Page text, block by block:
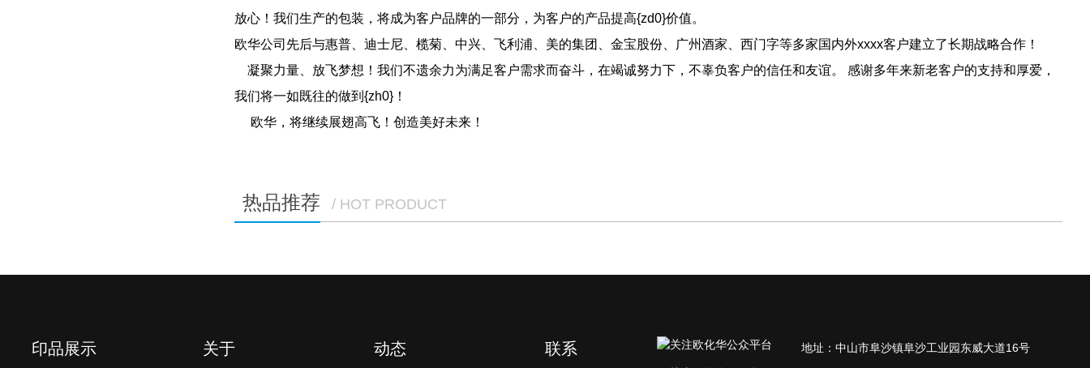
放心！我们生产的包装，将成为客户品牌的一部分，为客户的产品提高{zd0}价值。
欧华公司先后与惠普、迪士尼、榄菊、中兴、飞利浦、美的集团、金宝股份、广州酒家、西门字等多家国内外xxxx客户建立了长期战略合作！
凝聚力量、放飞梦想！我们不遗余力为满足客户需求而奋斗，在竭诚努力下，不辜负客户的信任和友谊。 感谢多年来新老客户的支持和厚爱，
我们将一如既往的做到{zh0}！
欧华，将继续展翅高飞！创造美好未来！
热品推荐 / HOT PRODUCT
地址：中山市阜沙镇阜沙工业园东威大道16号
印品展示 关于 动态 联系